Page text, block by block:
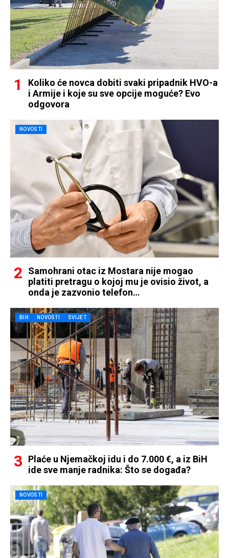
Koliko će novca dobiti svaki pripadnik HVO-a
i Armije i koje su sve opcije moguće? Evo
odgovora
NOVOSTI
Samohrani otac iz Mostara nije mogao
platiti pretragu o kojoj mu je ovisio život, a
onda je zazvonio telefon…
BIH NOVOSTI SVIJET
Plaće u Njemačkoj idu i do 7.000 €, a iz BiH
ide sve manje radnika: Što se događa?
NOVOSTI